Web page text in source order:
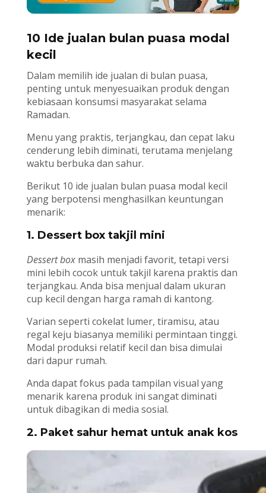
10 Ide jualan bulan puasa modal
kecil
Dalam memilih ide jualan di bulan puasa,
penting untuk menyesuaikan produk dengan
kebiasaan konsumsi masyarakat selama
Ramadan.
Menu yang praktis, terjangkau, dan cepat laku
cenderung lebih diminati, terutama menjelang
waktu berbuka dan sahur.
Berikut 10 ide jualan bulan puasa modal kecil
yang berpotensi menghasilkan keuntungan
menarik:
1. Dessert box takjil mini
Dessert boxmasih menjadi favorit, tetapi versi
mini lebih cocok untuk takjil karena praktis dan
terjangkau. Anda bisa menjual dalam ukuran
cup kecil dengan harga ramah di kantong.
Varian seperti cokelat lumer, tiramisu, atau
regal keju biasanya memiliki permintaan tinggi.
Modal produksi relatif kecil dan bisa dimulai
dari dapur rumah.
Anda dapat fokus pada tampilan visual yang
menarik karena produk ini sangat diminati
untuk dibagikan di media sosial.
2. Paket sahur hemat untuk anak kos